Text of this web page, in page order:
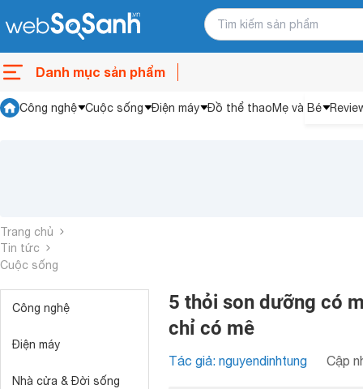
Danh mục sản phẩm
Công nghệ Cuộc sống Điện máy Đồ thể thaoMẹ và Bé
Trang chủ
Tin tức
Cuộc sống
Công nghệ
Điện máy
Nhà cửa & Đời sống
5 thỏi son dưỡng có
chỉ có mê
Tác giả: nguyendinhtung Cập